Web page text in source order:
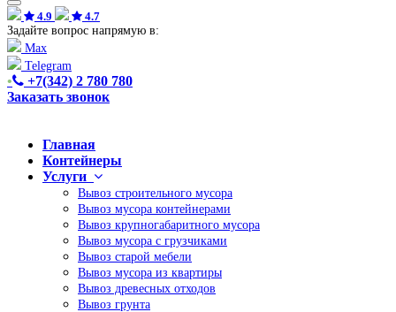
4.9
4.7
Задайте вопрос напрямую в:
Max
Telegram
•
+7(342) 2 780 780
Заказать звонок
Главная
Контейнеры
Услуги
Вывоз строительного мусора
Вывоз мусора контейнерами
Вывоз крупногабаритного мусора
Вывоз мусора с грузчиками
Вывоз старой мебели
Вывоз мусора из квартиры
Вывоз древесных отходов
Вывоз грунта